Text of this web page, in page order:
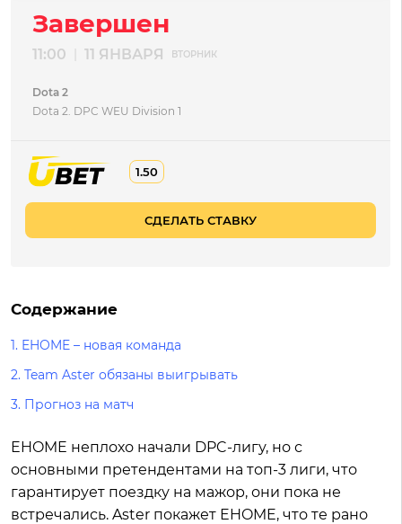
Завершен
11:00 11 ЯНВАРЯ ВТОРНИК
Dota 2
Dota 2. DPC WEU Division 1
1.50
СДЕЛАТЬ СТАВКУ
Содержание
1. EHOME – новая команда
2. Team Aster обязаны выигрывать
3. Прогноз на матч
EHOME неплохо начали DPC-лигу, но с
основными претендентами на топ-3 лиги, что
гарантирует поездку на мажор, они пока не
встречались. Aster покажет EHOME, что те рано